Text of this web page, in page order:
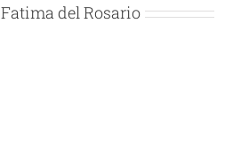
Nro
Fatima del Rosario